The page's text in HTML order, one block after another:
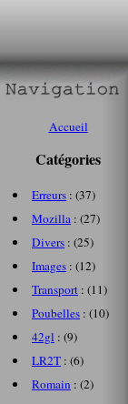
Accueil
Catégories
Erreurs : (37)
Mozilla : (27)
Divers : (25)
Images : (12)
Transport : (11)
Poubelles : (10)
42gl : (9)
LR2T : (6)
Romain : (2)